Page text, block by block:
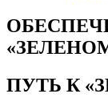
ПУТЬ К